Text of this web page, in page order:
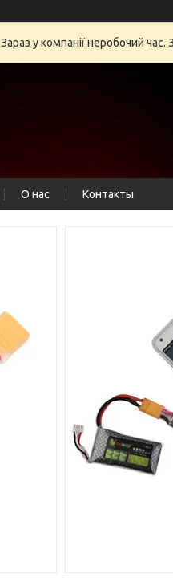
Зараз у компанії неробочий
О нас Контакты